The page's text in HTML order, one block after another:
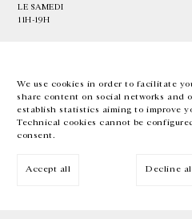
We use cookies in order to facilitate
share content on social networks and
establish statistics aiming to improve
Technical cookies cannot be
consent.
Accept all Decline
LE SAMEDI
11H-19H
EN FR 中文 Facebook Instagram
Inscrivez-vous à notre newsletter